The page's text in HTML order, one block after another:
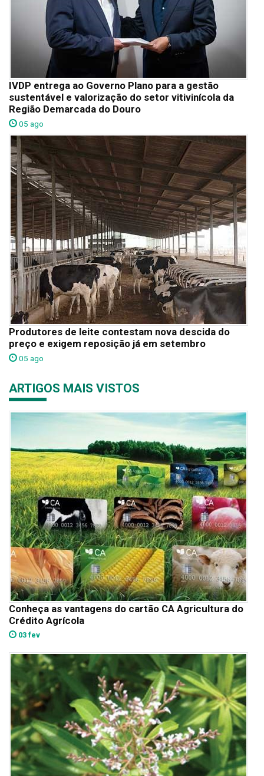
IVDP entrega ao Governo Plano para a gestão
sustentável e valorização do setor vitivinícola da
Região Demarcada do Douro
05 ago
Produtores de leite contestam nova descida do
preço e exigem reposição já em setembro
05 ago
ARTIGOS MAIS VISTOS
Conheça as vantagens do cartão CA Agricultura do
Crédito Agrícola
03 fev